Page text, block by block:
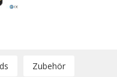
Zubehör